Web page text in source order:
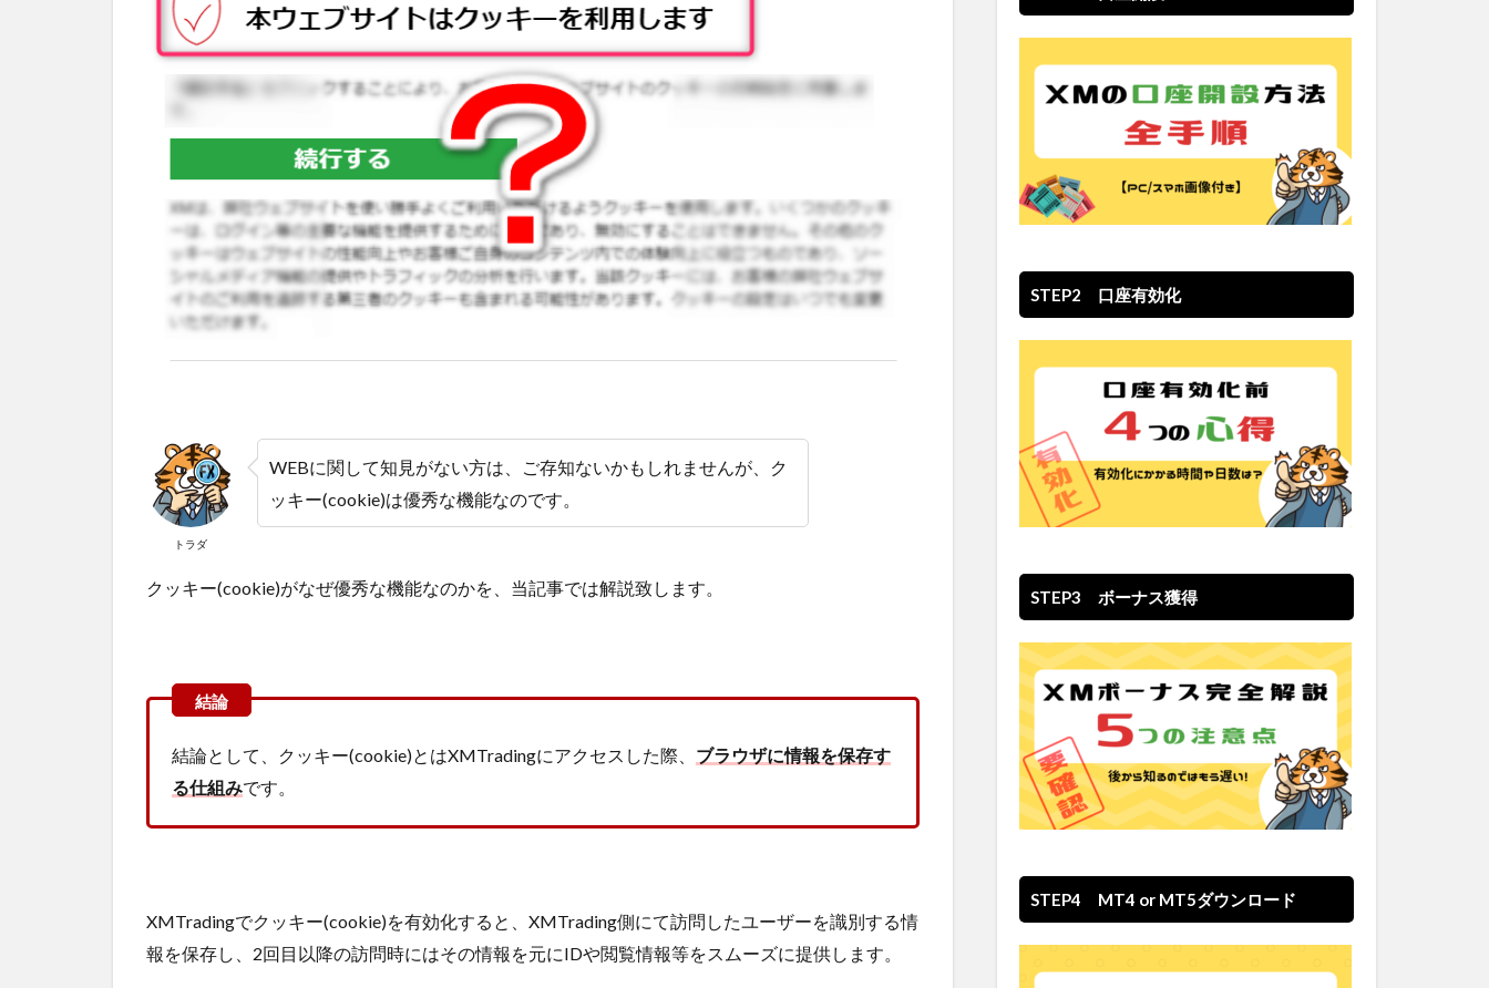
トラダ
WEBに関して知見がない方は、ご存知ないかもしれませんが、ク
ッキー(cookie)は優秀な機能なのです。
クッキー(cookie)がなぜ優秀な機能なのかを、当記事では解説致します。
結論として、クッキー(cookie)とはXMTradingにアクセスした際、 ブラウザに情報を保存す
る仕組みです。
XMTradingでクッキー(cookie)を有効化すると、XMTrading側にて訪問したユーザーを識別する情
報を保存し、2回目以降の訪問時にはその情報を元にIDや閲覧情報等をスムーズに提供します。
STEP2 口座有効化
STEP3 ボーナス獲得
STEP4 MT4 or MT5ダウンロード